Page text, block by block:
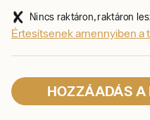
Nincs raktáron, raktáron
Értesítsenek amennyiben a
HOZZÁADÁS A